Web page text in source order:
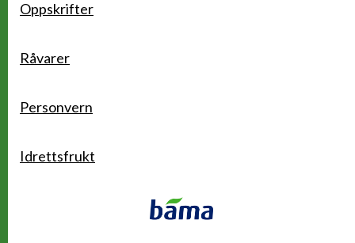
Oppskrifter
Råvarer
Personvern
Idrettsfrukt